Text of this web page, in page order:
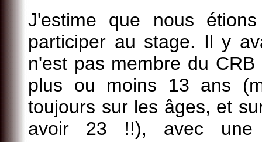
J'estime que nous
participer au stage. Il y
n'est pas membre du
plus ou moins 13 ans
toujours sur les âges, et
avoir 23 !!), avec